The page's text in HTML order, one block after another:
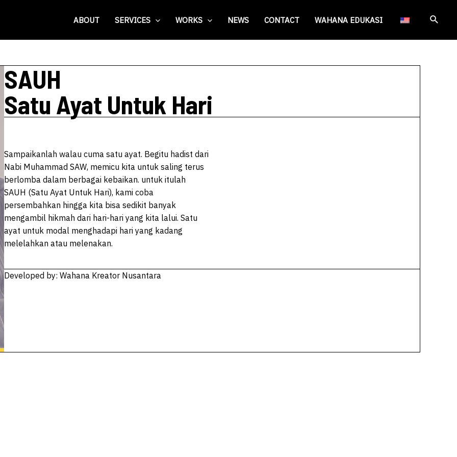
ABOUT SERVICES WORKS NEWS CONTACT WAHANA EDUKASI Cari
SAUH
Satu Ayat Untuk Hari
Sampaikanlah walau cuma satu ayat. Begitu hadist dari
Nabi Muhammad SAW, memicu kita untuk saling terus
berlomba dalam berbagai kebaikan. untuk itulah
SAUH (Satu Ayat Untuk Hari), kami coba
persembahkan hingga kita bisa sedikit banyak
mengambil hikmah dari hari-hari yang kita lalui. Satu
ayat untuk modal menghadapi hari yang kadang
melelahkan atau melenakan.
Developed by: Wahana Kreator Nusantara